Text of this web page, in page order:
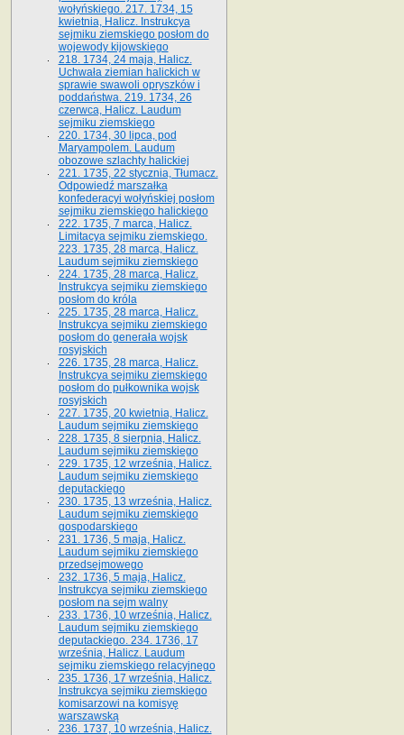
wołyńskiego. 217. 1734, 15
kwietnia, Halicz. Instrukcya
sejmiku ziemskiego posłom do
wojewody kijowskiego
218. 1734, 24 maja, Halicz.
Uchwała ziemian halickich w
sprawie swawoli opryszków i
poddaństwa. 219. 1734, 26
czerwca, Halicz. Laudum
sejmiku ziemskiego
220. 1734, 30 lipca, pod
Maryampolem. Laudum
obozowe szlachty halickiej
221. 1735, 22 stycznia, Tłumacz.
Odpowiedź marszałka
konfederacyi wołyńskiej posłom
sejmiku ziemskiego halickiego
222. 1735, 7 marca, Halicz.
Limitacya sejmiku ziemskiego.
223. 1735, 28 marca, Halicz.
Laudum sejmiku ziemskiego
224. 1735, 28 marca, Halicz.
Instrukcya sejmiku ziemskiego
posłom do króla
225. 1735, 28 marca, Halicz.
Instrukcya sejmiku ziemskiego
posłom do generała wojsk
rosyjskich
226. 1735, 28 marca, Halicz.
Instrukcya sejmiku ziemskiego
posłom do pułkownika wojsk
rosyjskich
227. 1735, 20 kwietnia, Halicz.
Laudum sejmiku ziemskiego
228. 1735, 8 sierpnia, Halicz.
Laudum sejmiku ziemskiego
229. 1735, 12 września, Halicz.
Laudum sejmiku ziemskiego
deputackiego
230. 1735, 13 września, Halicz.
Laudum sejmiku ziemskiego
gospodarskiego
231. 1736, 5 maja, Halicz.
Laudum sejmiku ziemskiego
przedsejmowego
232. 1736, 5 maja, Halicz.
Instrukcya sejmiku ziemskiego
posłom na sejm walny
233. 1736, 10 września, Halicz.
Laudum sejmiku ziemskiego
deputackiego. 234. 1736, 17
września, Halicz. Laudum
sejmiku ziemskiego relacyjnego
235. 1736, 17 września, Halicz.
Instrukcya sejmiku ziemskiego
komisarzowi na komisyę
warszawską
236. 1737, 10 września, Halicz.